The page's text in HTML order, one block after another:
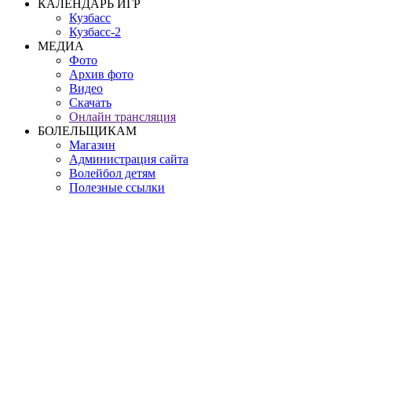
КАЛЕНДАРЬ ИГР
Кузбасс
Кузбасс-2
МЕДИА
Фото
Архив фото
Видео
Скачать
Онлайн трансляция
БОЛЕЛЬЩИКАМ
Магазин
Администрация сайта
Волейбол детям
Полезные ссылки